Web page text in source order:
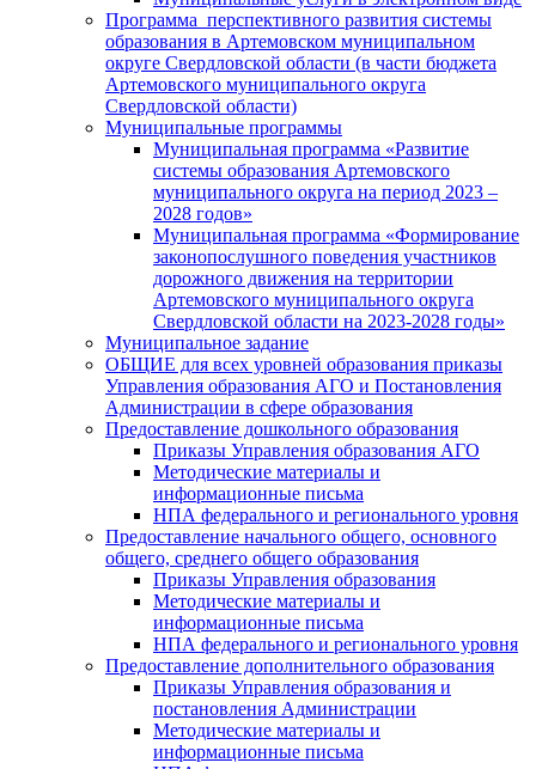
Программа перспективного развития системы
образования в Артемовском муниципальном
округе Свердловской области (в части бюджета
Артемовского муниципального округа
Свердловской области)
Муниципальные программы
Муниципальная программа «Развитие
системы образования Артемовского
муниципального округа на период 2023 –
2028 годов»
Муниципальная программа «Формирование
законопослушного поведения участников
дорожного движения на территории
Артемовского муниципального округа
Свердловской области на 2023-2028 годы»
Муниципальное задание
ОБЩИЕ для всех уровней образования приказы
Управления образования АГО и Постановления
Администрации в сфере образования
Предоставление дошкольного образования
Приказы Управления образования АГО
Методические материалы и
информационные письма
НПА федерального и регионального уровня
Предоставление начального общего, основного
общего, среднего общего образования
Приказы Управления образования
Методические материалы и
информационные письма
НПА федерального и регионального уровня
Предоставление дополнительного образования
Приказы Управления образования и
постановления Администрации
Методические материалы и
информационные письма